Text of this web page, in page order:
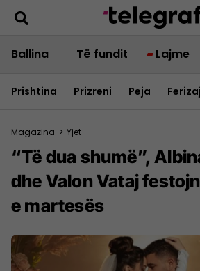
Ballina Të fundit Lajme
Prishtina Prizreni Peja Ferizaj
Magazina > Yjet
“Të dua shumë”,
dhe Valon Vataj
e martesës